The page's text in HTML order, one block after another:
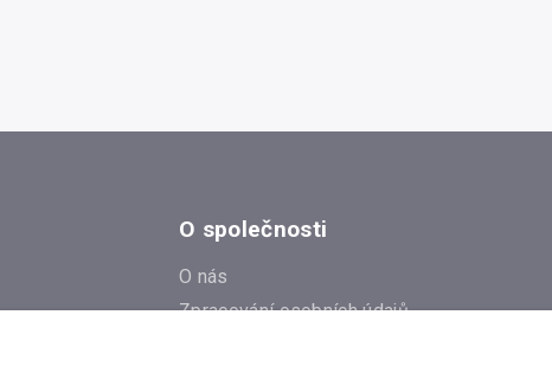
O společnosti
O nás
Zpracování osobních údajů